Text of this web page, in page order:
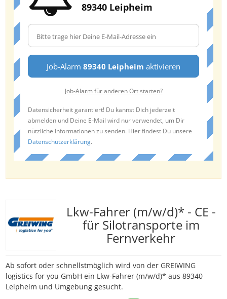
89340 Leipheim
Job-Alarm 89340 Leipheim aktivieren
Job-Alarm für anderen Ort starten?
Datensicherheit garantiert! Du kannst Dich jederzeit
abmelden und Deine E-Mail wird nur verwendet, um Dir
nützliche Informationen zu senden. Hier findest Du unsere
Datenschutzerklärung.
Lkw-Fahrer (m/w/d)* - CE -
für Silotransporte im
Fernverkehr
Ab sofort oder schnellstmöglich wird von der GREIWING
logistics for you GmbH ein Lkw-Fahrer (m/w/d)* aus 89340
Leipheim und Umgebung gesucht.